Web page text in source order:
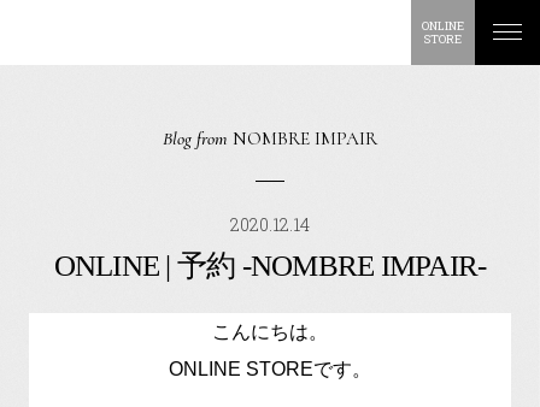
ONLINE
STORE
Blog from NOMBRE IMPAIR
2020.12.14
ONLINE | 予約 -NOMBRE IMPAIR-
こんにちは。
ONLINE STOREです。